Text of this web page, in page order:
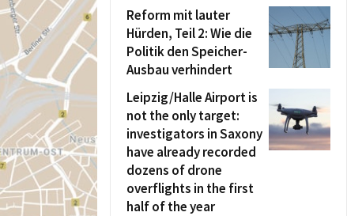
Reform mit lauter
Hürden, Teil 2: Wie die
Politik den Speicher-
Ausbau verhindert
Leipzig/Halle Airport is
not the only target:
investigators in Saxony
have already recorded
dozens of drone
overflights in the first
half of the year